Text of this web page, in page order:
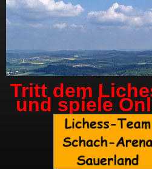
Tritt dem
und spiele